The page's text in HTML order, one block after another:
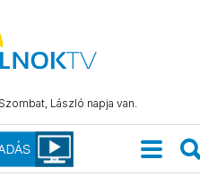
László napja van.